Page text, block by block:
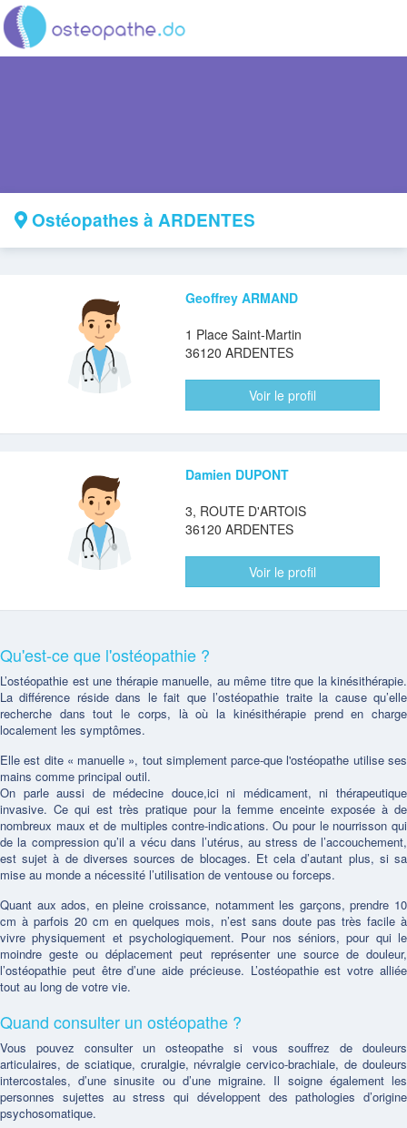
Ostéopathes à ARDENTES
Geoffrey ARMAND
1 Place Saint-Martin
36120 ARDENTES
Voir le profil
Damien DUPONT
3, ROUTE D'ARTOIS
36120 ARDENTES
Voir le profil
Qu'est-ce que l'ostéopathie ?
L’ostéopathie est une thérapie manuelle, au même titre que la kinésithérapie.
La différence réside dans le fait que l’ostéopathie traite la cause qu’elle
recherche dans tout le corps, là où la kinésithérapie prend en charge
localement les symptômes.
Elle est dite « manuelle », tout simplement parce-que l'ostéopathe utilise ses
mains comme principal outil.
On parle aussi de médecine douce,ici ni médicament, ni thérapeutique
invasive. Ce qui est très pratique pour la femme enceinte exposée à de
nombreux maux et de multiples contre-indications. Ou pour le nourrisson qui
de la compression qu’il a vécu dans l’utérus, au stress de l’accouchement,
est sujet à de diverses sources de blocages. Et cela d’autant plus, si sa
mise au monde a nécessité l’utilisation de ventouse ou forceps.
Quant aux ados, en pleine croissance, notamment les garçons, prendre 10
cm à parfois 20 cm en quelques mois, n’est sans doute pas très facile à
vivre physiquement et psychologiquement. Pour nos séniors, pour qui le
moindre geste ou déplacement peut représenter une source de douleur,
l’ostéopathie peut être d’une aide précieuse. L’ostéopathie est votre alliée
tout au long de votre vie.
Quand consulter un ostéopathe ?
Vous pouvez consulter un osteopathe si vous souffrez de douleurs
articulaires, de sciatique, cruralgie, névralgie cervico-brachiale, de douleurs
intercostales, d’une sinusite ou d’une migraine. Il soigne également les
personnes sujettes au stress qui développent des pathologies d’origine
psychosomatique.